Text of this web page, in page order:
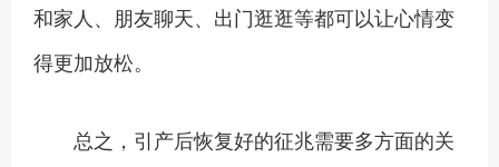
和家人、朋友聊天、出门逛逛等都可以让心情变
得更加放松。
总之，引产后恢复好的征兆需要多方面的关